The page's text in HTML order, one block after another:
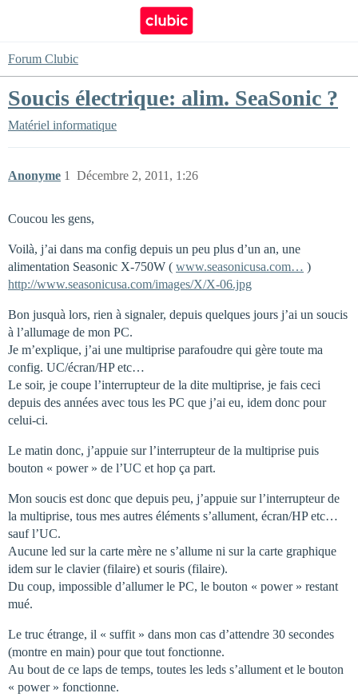
Forum Clubic
Soucis électrique: alim. SeaSonic ?
Matériel informatique
Anonyme Décembre 2, 2011, 1:26
1
Coucou les gens,
Voilà, j’ai dans ma config depuis un peu plus d’un an, une
alimentation Seasonic X-750W ( www.seasonicusa.com… )
http://www.seasonicusa.com/images/X/X-06.jpg
Bon jusquà lors, rien à signaler, depuis quelques jours j’ai un soucis
à l’allumage de mon PC.
Je m’explique, j’ai une multiprise parafoudre qui gère toute ma
config. UC/écran/HP etc…
Le soir, je coupe l’interrupteur de la dite multiprise, je fais ceci
depuis des années avec tous les PC que j’ai eu, idem donc pour
celui-ci.
Le matin donc, j’appuie sur l’interrupteur de la multiprise puis
bouton « power » de l’UC et hop ça part.
Mon soucis est donc que depuis peu, j’appuie sur l’interrupteur de
la multiprise, tous mes autres éléments s’allument, écran/HP etc…
sauf l’UC.
Aucune led sur la carte mère ne s’allume ni sur la carte graphique
idem sur le clavier (filaire) et souris (filaire).
Du coup, impossible d’allumer le PC, le bouton « power » restant
mué.
Le truc étrange, il « suffit » dans mon cas d’attendre 30 secondes
(montre en main) pour que tout fonctionne.
Au bout de ce laps de temps, toutes les leds s’allument et le bouton
« power » fonctionne.